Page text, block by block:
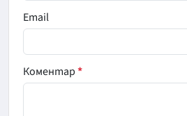
Email
Коментар*